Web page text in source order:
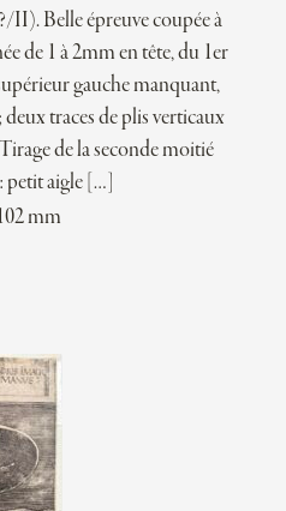
Belle épreuve coupée à
de 1 à 2mm en tête, du 1er
gauche manquant,
traces de plis verticaux
de la seconde moitié
petit aigle […]
mm